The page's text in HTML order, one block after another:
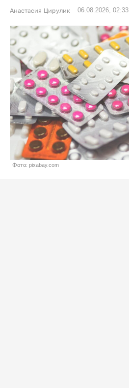
Анастасия Цирулик 06.08.2026, 02:33
Фото: pixabay.com